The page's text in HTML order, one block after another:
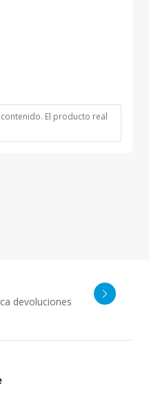
El producto real
devoluciones
con IA
/ Web
en que puedo